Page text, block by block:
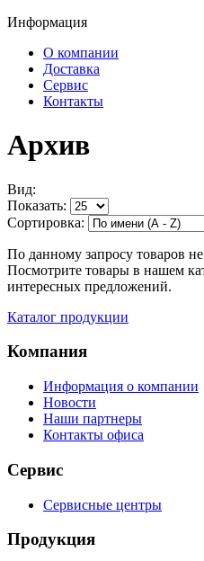
Информация
О компании
Доставка
Сервис
Контакты
Архив
Вид:
Показать:
Сортировка:
По данному запросу товаров
Посмотрите товары в нашем
интересных предложений.
Каталог продукции
Компания
Информация о компании
Новости
Наши партнеры
Контакты офиса
Сервис
Сервисные центры
Продукция